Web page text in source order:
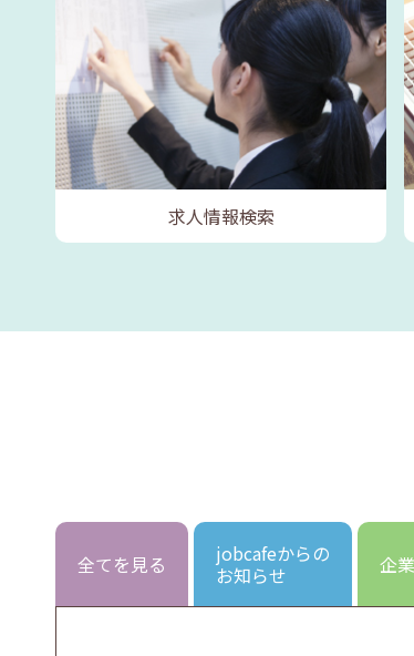
求人情報検索
全てを見る
jobcafeからの
お知らせ
企